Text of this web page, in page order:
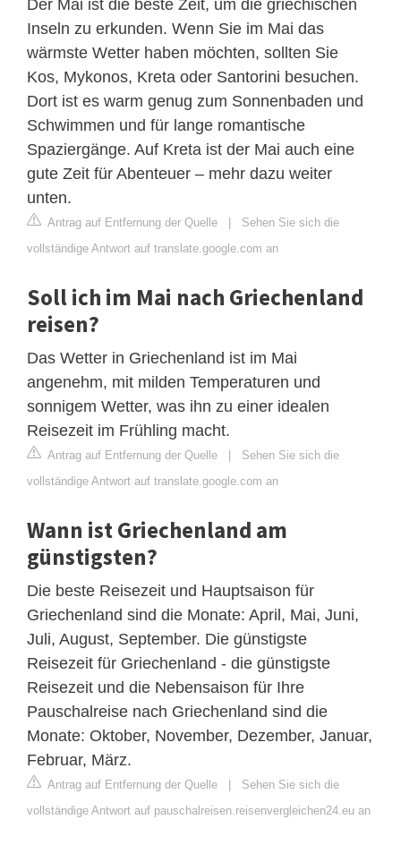
Der Mai ist die beste Zeit, um die griechischen
Inseln zu erkunden. Wenn Sie im Mai das
wärmste Wetter haben möchten, sollten Sie
Kos, Mykonos, Kreta oder Santorini besuchen.
Dort ist es warm genug zum Sonnenbaden und
Schwimmen und für lange romantische
Spaziergänge. Auf Kreta ist der Mai auch eine
gute Zeit für Abenteuer – mehr dazu weiter
unten.
Antrag auf Entfernung der Quelle | Sehen Sie sich die
vollständige Antwort auf translate.google.com an
Soll ich im Mai nach Griechenland
reisen?
Das Wetter in Griechenland ist im Mai
angenehm, mit milden Temperaturen und
sonnigem Wetter, was ihn zu einer idealen
Reisezeit im Frühling macht.
Antrag auf Entfernung der Quelle | Sehen Sie sich die
vollständige Antwort auf translate.google.com an
Wann ist Griechenland am
günstigsten?
Die beste Reisezeit und Hauptsaison für
Griechenland sind die Monate: April, Mai, Juni,
Juli, August, September. Die günstigste
Reisezeit für Griechenland - die günstigste
Reisezeit und die Nebensaison für Ihre
Pauschalreise nach Griechenland sind die
Monate: Oktober, November, Dezember, Januar,
Februar, März.
Antrag auf Entfernung der Quelle | Sehen Sie sich die
vollständige Antwort auf pauschalreisen.reisenvergleichen24.eu an